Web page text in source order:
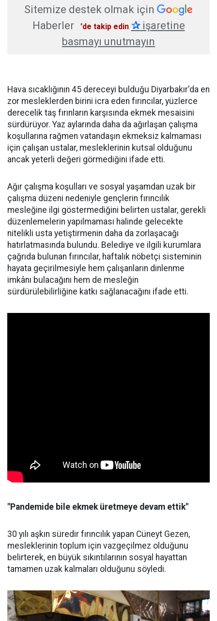
Sitemize destek olmak için
Haberler
'de takip edin ✰işaretine
basmayı unutmayın
Hava sıcaklığının 45 dereceyi bulduğu Diyarbakır'da en
zor mesleklerden birini icra eden fırıncılar, yüzlerce
derecelik taş fırınların karşısında ekmek mesaisini
sürdürüyor. Yaz aylarında daha da ağırlaşan çalışma
koşullarına rağmen vatandaşın ekmeksiz kalmaması
için çalışan ustalar, mesleklerinin kutsal olduğunu
ancak yeterli değeri görmediğini ifade etti.
Ağır çalışma koşulları ve sosyal yaşamdan uzak bir
çalışma düzeni nedeniyle gençlerin fırıncılık
mesleğine ilgi göstermediğini belirten ustalar, gerekli
düzenlemelerin yapılmaması halinde gelecekte
nitelikli usta yetiştirmenin daha da zorlaşacağı
hatırlatmasında bulundu. Belediye ve ilgili kurumlara
çağrıda bulunan fırıncılar, haftalık nöbetçi sisteminin
hayata geçirilmesiyle hem çalışanların dinlenme
imkânı bulacağını hem de mesleğin
sürdürülebilirliğine katkı sağlanacağını ifade etti.
"Pandemide bile ekmek üretmeye devam ettik"
30 yılı aşkın süredir fırıncılık yapan Cüneyt Gezen,
mesleklerinin toplum için vazgeçilmez olduğunu
belirterek, en büyük sıkıntılarının sosyal hayattan
tamamen uzak kalmaları olduğunu söyledi.